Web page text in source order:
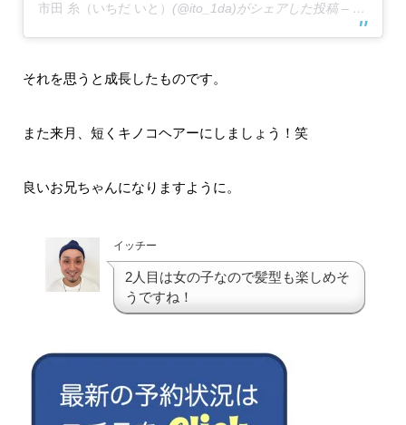
市田 糸（いちだ いと） (@ito_1da)がシェアした投稿 – 2020年
それを思うと成長したものです。
また来月、短くキノコヘアーにしましょう！笑
良いお兄ちゃんになりますように。
イッチー
2人目は女の子なので髪型も楽しめそ
うですね！